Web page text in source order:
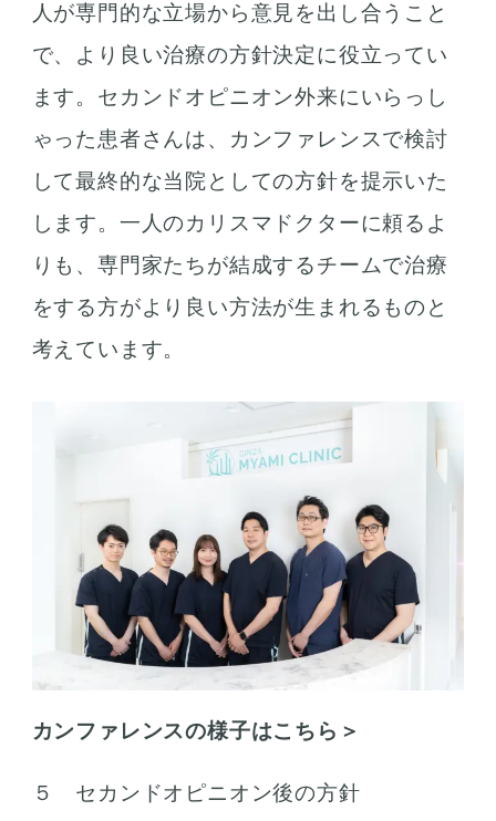
人が専門的な立場から意見を出し合うこと
で、より良い治療の方針決定に役立ってい
ます。セカンドオピニオン外来にいらっし
ゃった患者さんは、カンファレンスで検討
して最終的な当院としての方針を提示いた
します。一人のカリスマドクターに頼るよ
りも、専門家たちが結成するチームで治療
をする方がより良い方法が生まれるものと
考えています。
カンファレンスの様子はこちら＞
５ セカンドオピニオン後の方針